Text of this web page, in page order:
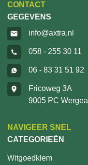
CONTACT
GEGEVENS
info@axtra.nl
058 - 255 30 11
06 - 83 31 51 92
Fricoweg 3A
9005 PC Wergea
NAVIGEER SNEL
CATEGORIEËN
Witgoedklem